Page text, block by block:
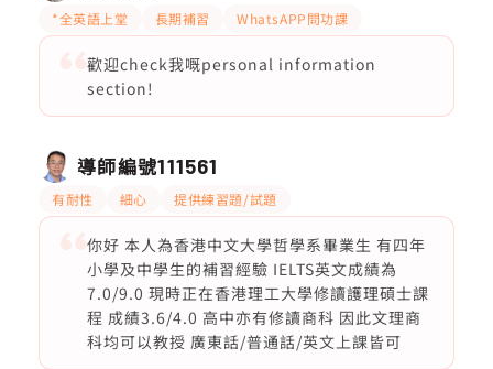
*全英語上堂 長期補習 WhatsAPP問功課
歡迎check我嘅personal information
section!
導師編號111561
有耐性 細心 提供練習題/試題
你好 本人為香港中文大學哲學系畢業生 有四年
小學及中學生的補習經驗 IELTS英文成績為
7.0/9.0 現時正在香港理工大學修讀護理碩士課
程 成績3.6/4.0 高中亦有修讀商科 因此文理商
科均可以教授 廣東話/普通話/英文上課皆可